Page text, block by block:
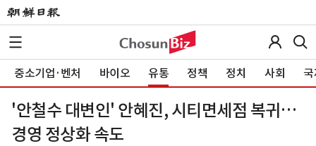
중소기업·벤처 바이오 유통 정책 정치 사회
'안철수 대변인' 안혜진, 시티면세점 복귀…
경영 정상화 속도